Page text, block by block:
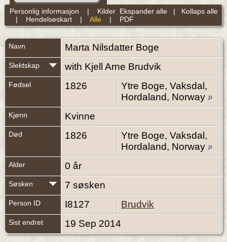
Ekspander alle | Kollaps alle
Personlig informasjon | Kilder
| Hendelseskart| Alle | PDF
Navn Marta Nilsdatter Boge
Slektskap with Kjell Arne Brudvik
Fødsel 1826
Ytre Boge, Vaksdal,
Hordaland, Norway
Kjønn Kvinne
Død 1826
Ytre Boge, Vaksdal,
Hordaland, Norway
Alder 0 år
Søsken 7 søsken
Person ID I8127 Brudvik
Sist endret 19 Sep 2014